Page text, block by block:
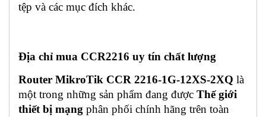
tệp và các mục đích khác.
Địa chỉ mua CCR2216 uy tín chất lượng
Router MikroTik CCR 2216-1G-12XS-2XQ là
một trong những sản phẩm đang được Thế giới
thiết bị mạng phân phối chính hãng trên toàn